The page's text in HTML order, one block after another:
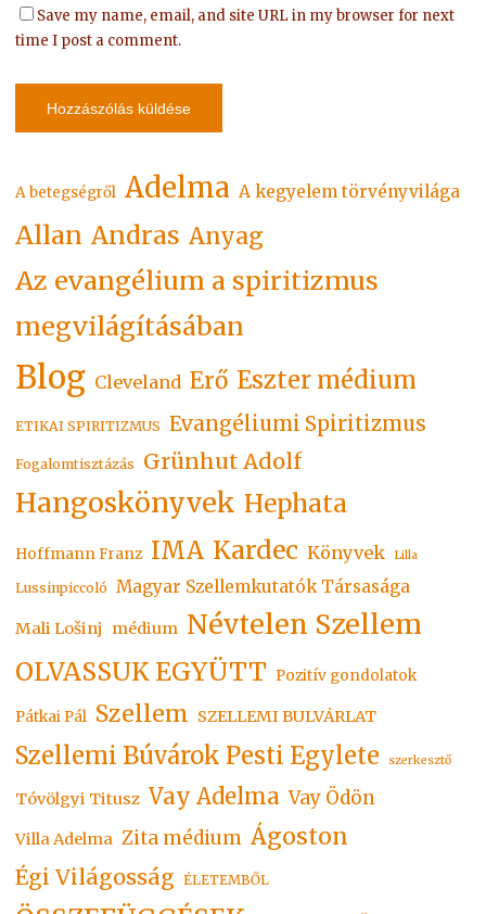
Save my name, email, and site URL in my browser for next
time I post a comment.
A betegségről Adelma A kegyelem törvényvilága
Allan Andras Anyag
Az evangélium a spiritizmus
megvilágításában
Blog Cleveland Erő Eszter médium
ETIKAI SPIRITIZMUS Evangéliumi Spiritizmus
Fogalomtisztázás Grünhut Adolf
Hangoskönyvek Hephata
Hoffmann Franz IMA Kardec Könyvek Lilla
Lussinpiccoló Magyar Szellemkutatók Társasága
Mali Lošinj médium Névtelen Szellem
OLVASSUK EGYÜTT Pozitív gondolatok
Pátkai Pál Szellem SZELLEMI BULVÁRLAT
Szellemi Búvárok Pesti Egylete szerkesztő
Tóvölgyi Titusz Vay Adelma Vay Ödön
Villa Adelma Zita médium Ágoston
Égi Világosság ÉLETEMBŐL